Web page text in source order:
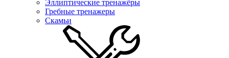
Эллиптические тренажёры
Гребные тренажеры
Скамьи